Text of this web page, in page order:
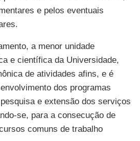
e pelos eventuais
a menor unidade
e científica da Universidade,
de atividades afins, e é
dos programas
e extensão dos serviços
se, para a consecução de
comuns de trabalho